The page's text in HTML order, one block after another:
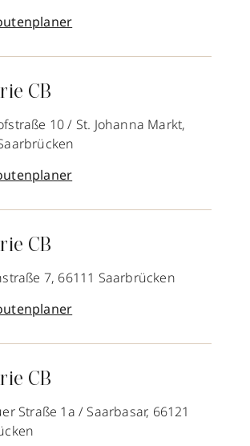
CB
10 / St. Johanna Markt,
CB
7, 66111 Saarbrücken
CB
Straße 1a / Saarbasar, 66121